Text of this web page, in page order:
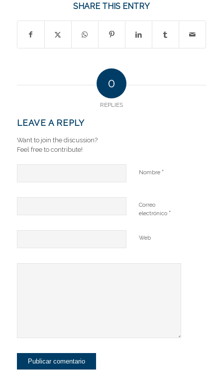
SHARE THIS ENTRY
0
REPLIES
LEAVE A REPLY
Want to join the discussion?
Feel free to contribute!
Nombre *
Correo
electrónico *
Web